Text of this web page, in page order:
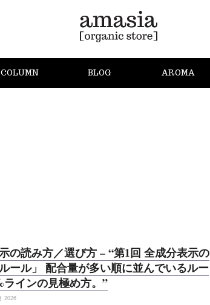
COLUMN BLOG AROMA
の読み方／選び方 – “第1回 全成分表示の
ルール」 配合量が多い順に並んでいるルー
ラインの見極め方。”
2026